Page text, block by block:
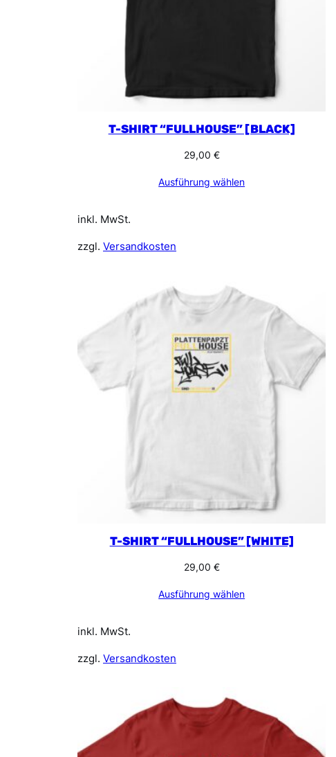
T-SHIRT “FULLHOUSE” [BLACK]
29,00 €
Ausführung wählen
inkl. MwSt.
zzgl. Versandkosten
T-SHIRT “FULLHOUSE” [WHITE]
29,00 €
Ausführung wählen
inkl. MwSt.
zzgl. Versandkosten